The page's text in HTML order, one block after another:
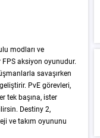
modları ve
FPS aksiyon oyunudur.
savaşırken
PvE görevleri,
tek başına, ister
Destiny 2,
ve takım oyununu